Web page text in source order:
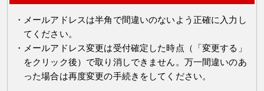
メールアドレスは半角で間違いのないよう正確に入力し
てください。
メールアドレス変更は受付確定した時点（「変更する」
をクリック後）で取り消しできません。万一間違いのあ
った場合は再度変更の手続きをしてください。